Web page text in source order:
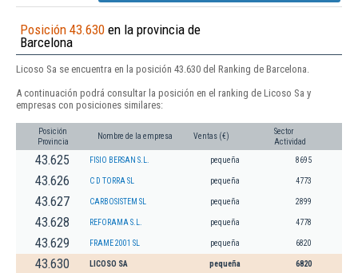
Posición 43.630 en la provincia de
Barcelona
Licoso Sa se encuentra en la posición 43.630 del Ranking de Barcelona.
A continuación podrá consultar la posición en el ranking de Licoso Sa y
empresas con posiciones similares:
Posición
Provincia
Nombre de la empresa Ventas (€)
Sector
Actividad
43.625 FISIO BERSAN S.L. pequeña 8695
43.626 C D TORRA SL pequeña 4773
43.627 CARBOSISTEM SL pequeña 2899
43.628 REFORAMA S.L. pequeña 4778
43.629 FRAME 2001 SL pequeña 6820
43.630 LICOSO SA pequeña 6820